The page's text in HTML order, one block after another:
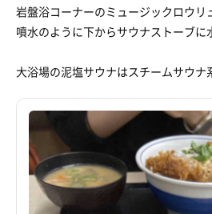
岩盤浴コーナーのミュージックロウリ
噴水のように下からサウナストーブに
大浴場の泥塩サウナはスチームサウナ